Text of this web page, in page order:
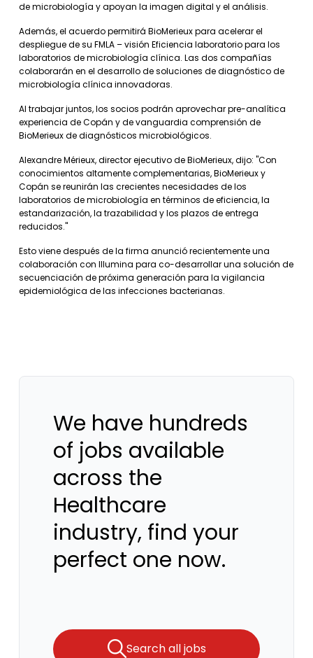
de microbiología y apoyan la imagen digital y el análisis.
Además, el acuerdo permitirá BioMerieux para acelerar el
despliegue de su FMLA – visión Eficiencia laboratorio para los
laboratorios de microbiología clínica. Las dos compañías
colaborarán en el desarrollo de soluciones de diagnóstico de
microbiología clínica innovadoras.
Al trabajar juntos, los socios podrán aprovechar pre-analítica
experiencia de Copán y de vanguardia comprensión de
BioMerieux de diagnósticos microbiológicos.
Alexandre Mérieux, director ejecutivo de BioMerieux, dijo: "Con
conocimientos altamente complementarias, BioMerieux y
Copán se reunirán las crecientes necesidades de los
laboratorios de microbiología en términos de eficiencia, la
estandarización, la trazabilidad y los plazos de entrega
reducidos."
Esto viene después de la firma anunció recientemente una
colaboración con Illumina para co-desarrollar una solución de
secuenciación de próxima generación para la vigilancia
epidemiológica de las infecciones bacterianas.
We have hundreds
of jobs available
across the
Healthcare
industry, find your
perfect one now.
Search all jobs